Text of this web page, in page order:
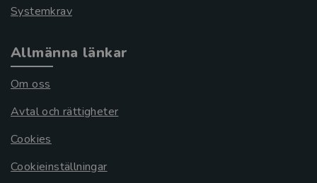
Systemkrav
Allmänna länkar
Om oss
Avtal och rättigheter
Cookies
Cookieinställningar